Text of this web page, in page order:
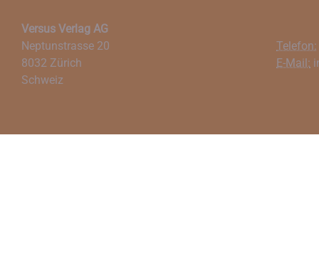
Versus Verlag AG
Neptunstrasse 20
8032 Zürich
Schweiz
Telefon:
E-Mail: